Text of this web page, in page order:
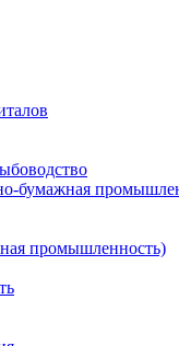
бумажная
промышленность)